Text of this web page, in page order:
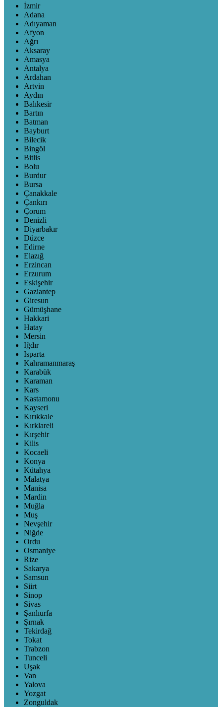
İzmir
Adana
Adıyaman
Afyon
Ağrı
Aksaray
Amasya
Antalya
Ardahan
Artvin
Aydın
Balıkesir
Bartın
Batman
Bayburt
Bilecik
Bingöl
Bitlis
Bolu
Burdur
Bursa
Çanakkale
Çankırı
Çorum
Denizli
Diyarbakır
Düzce
Edirne
Elazığ
Erzincan
Erzurum
Eskişehir
Gaziantep
Giresun
Gümüşhane
Hakkari
Hatay
Mersin
Iğdır
Isparta
Kahramanmaraş
Karabük
Karaman
Kars
Kastamonu
Kayseri
Kırıkkale
Kırklareli
Kırşehir
Kilis
Kocaeli
Konya
Kütahya
Malatya
Manisa
Mardin
Muğla
Muş
Nevşehir
Niğde
Ordu
Osmaniye
Rize
Sakarya
Samsun
Siirt
Sinop
Sivas
Şanlıurfa
Şırnak
Tekirdağ
Tokat
Trabzon
Tunceli
Uşak
Van
Yalova
Yozgat
Zonguldak